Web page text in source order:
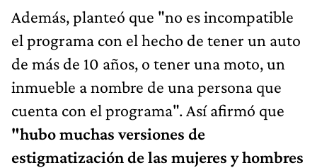
Además, planteó que "no es incompatible
el programa con el hecho de tener un auto
de más de 10 años, o tener una moto, un
inmueble a nombre de una persona que
cuenta con el programa". Así afirmó que
"hubo muchas versiones de
estigmatización de las mujeres y hombres